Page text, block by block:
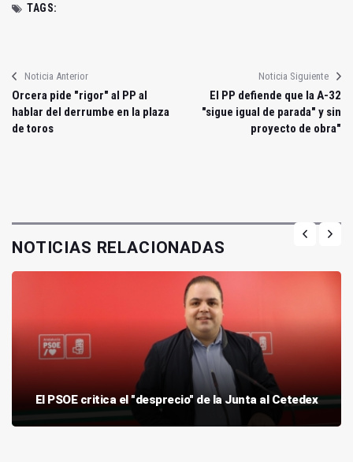
TAGS:
Noticia Anterior
Orcera pide "rigor" al PP al
hablar del derrumbe en la plaza
de toros
Noticia Siguiente
El PP defiende que la A-32
"sigue igual de parada" y sin
proyecto de obra"
NOTICIAS RELACIONADAS
El PSOE critica el "desprecio" de la Junta al Cetedex